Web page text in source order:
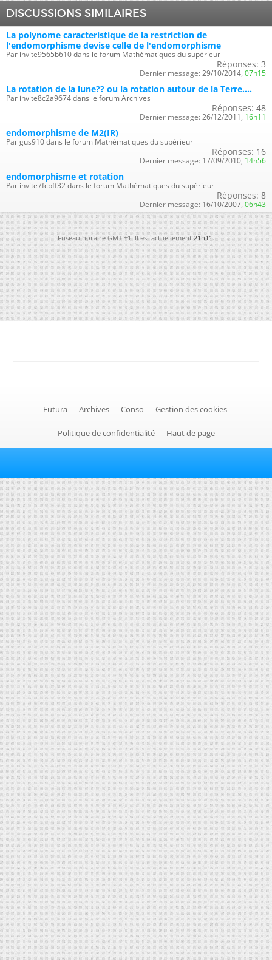
DISCUSSIONS SIMILAIRES
La polynome caracteristique de la restriction de
l'endomorphisme devise celle de l'endomorphisme
Par invite9565b610 dans le forum Mathématiques du supérieur
Réponses: 3
Dernier message: 29/10/2014, 07h15
La rotation de la lune?? ou la rotation autour de la Terre....
Par invite8c2a9674 dans le forum Archives
Réponses: 48
Dernier message: 26/12/2011, 16h11
endomorphisme de M2(IR)
Par gus910 dans le forum Mathématiques du supérieur
Réponses: 16
Dernier message: 17/09/2010, 14h56
endomorphisme et rotation
Par invite7fcbff32 dans le forum Mathématiques du supérieur
Réponses: 8
Dernier message: 16/10/2007, 06h43
Fuseau horaire GMT +1. Il est actuellement21h11.
- Futura - Archives - Conso - Gestion des cookies -
Politique de confidentialité - Haut de page